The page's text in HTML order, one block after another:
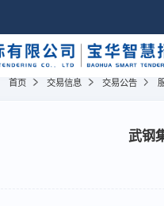
首页 交易信息 交易公告
武钢